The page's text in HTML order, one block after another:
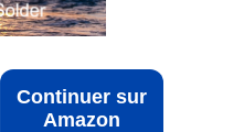
Continuer sur
Amazon